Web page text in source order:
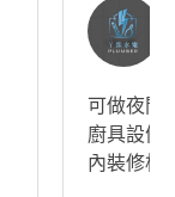
可做夜間
廚具設備
內裝修相